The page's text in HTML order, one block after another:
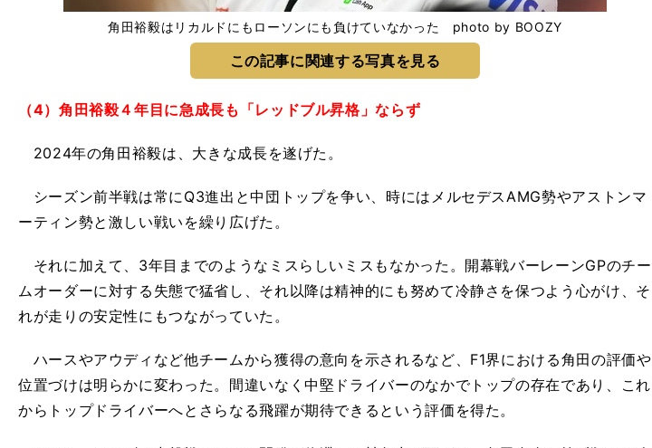
角田裕毅はリカルドにもローソンにも負けていなかった photo by BOOZY
この記事に関連する写真を見る
（4）角田裕毅４年目に急成長も「レッドブル昇格」ならず
2024年の角田裕毅は、大きな成長を遂げた。
シーズン前半戦は常にQ3進出と中団トップを争い、時にはメルセデスAMG勢やアストンマ
ーティン勢と激しい戦いを繰り広げた。
それに加えて、3年目までのようなミスらしいミスもなかった。開幕戦バーレーンGPのチー
ムオーダーに対する失態で猛省し、それ以降は精神的にも努めて冷静さを保つよう心がけ、そ
れが走りの安定性にもつながっていた。
ハースやアウディなど他チームから獲得の意向を示されるなど、F1界における角田の評価や
位置づけは明らかに変わった。間違いなく中堅ドライバーのなかでトップの存在であり、これ
からトップドライバーへとさらなる飛躍が期待できるという評価を得た。